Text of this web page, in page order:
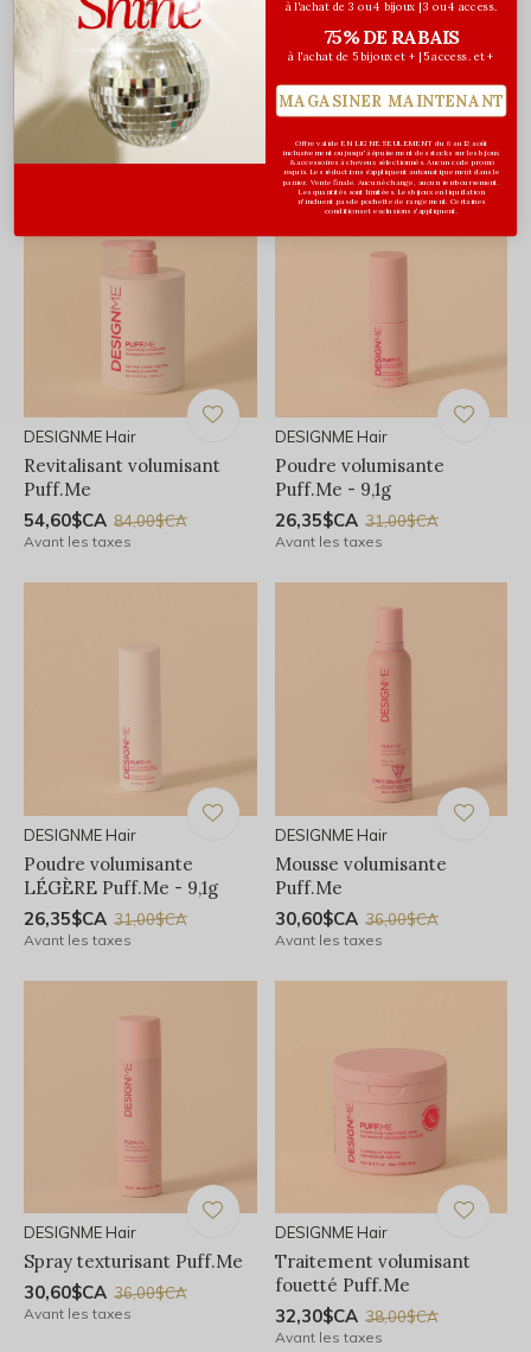
DESIGNME Hair
Huile pour cheveux
Gloss.Me
32,30$CA 38,00$CA
Avant les taxes
DESIGNME Hair
Shampoing volumisant
Puff.Me
54,60$CA 84,00$CA
Avant les taxes
DESIGNME Hair
Revitalisant volumisant
Puff.Me
54,60$CA 84,00$CA
Avant les taxes
DESIGNME Hair
Poudre volumisante
Puff.Me - 9,1g
26,35$CA 31,00$CA
Avant les taxes
DESIGNME Hair
Poudre volumisante
LÉGÈRE Puff.Me - 9,1g
26,35$CA 31,00$CA
Avant les taxes
DESIGNME Hair
Mousse volumisante
Puff.Me
30,60$CA 36,00$CA
Avant les taxes
DESIGNME Hair
Spray texturisant Puff.Me
30,60$CA 36,00$CA
Avant les taxes
DESIGNME Hair
Traitement volumisant
fouetté Puff.Me
32,30$CA 38,00$CA
Avant les taxes
à l'achat de 3 ou 4 bijoux | 3 ou 4 access.
75% DE RABAIS
à l'achat de 5 bijoux et + | 5 access. et +
MAGASINER MAINTENANT
Offre valide EN LIGNE SEULEMENT du 6 au 12 août
inclusivement ou jusqu'à épuisement des stocks sur les bijoux
& accessoires à cheveux sélectionnés. Aucun code promo
requis. Les réductions s’appliquent automatiquement dans le
panier. Vente finale. Aucun échange, aucun remboursement.
Les quantités sont limitées. Les bijoux en liquidation
n'incluent pas de pochette de rangement. Certaines
conditions et exclusions s'appliquent.